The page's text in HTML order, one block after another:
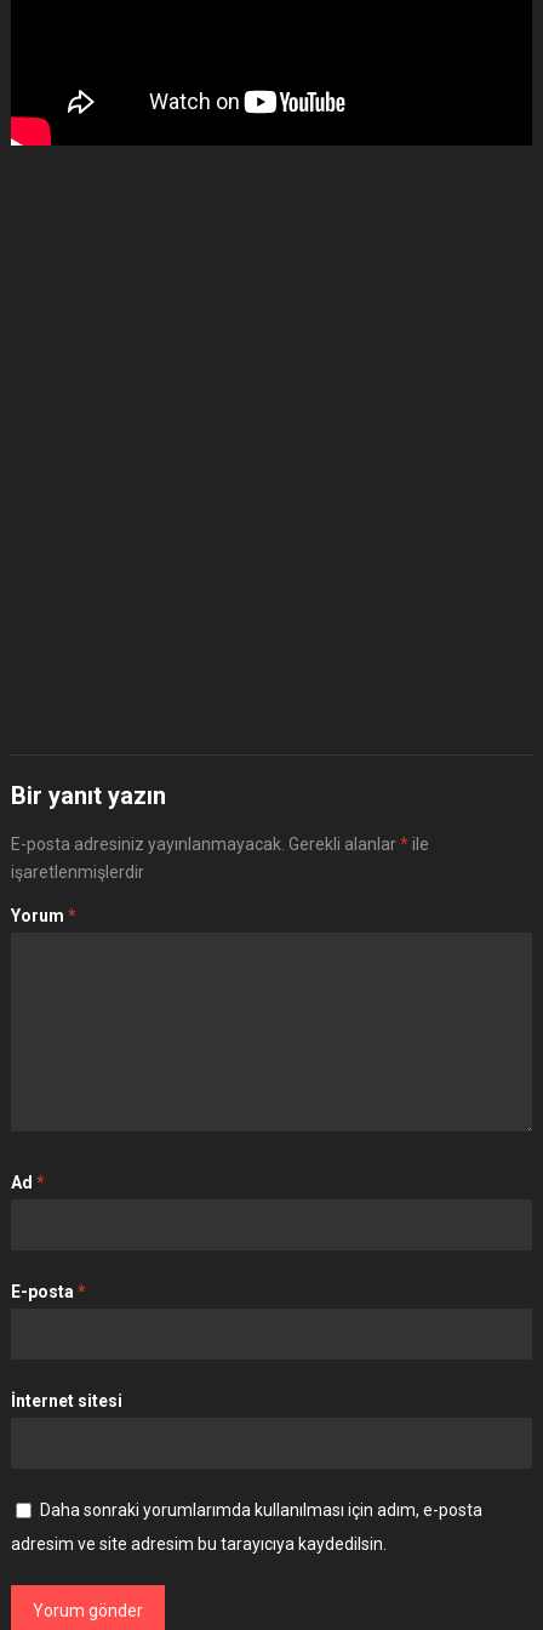
Bir yanıt yazın
E-posta adresiniz yayınlanmayacak. Gerekli alanlar*ile
işaretlenmişlerdir
Yorum *
Ad *
E-posta *
İnternet sitesi
Daha sonraki yorumlarımda kullanılması için adım, e-posta
adresim ve site adresim bu tarayıcıya kaydedilsin.